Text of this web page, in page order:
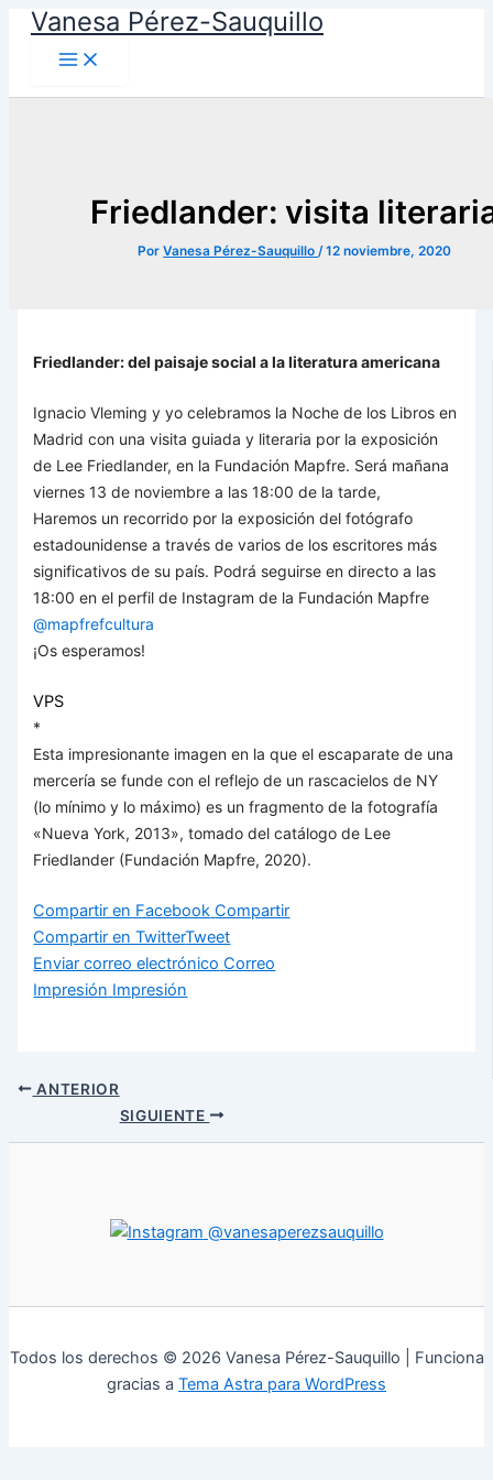
Vanesa Pérez-Sauquillo
Friedlander: visita
PorVanesa Pérez-Sauquillo/12 noviembre, 2020
Friedlander: del paisaje social a la literatura americana
Ignacio Vleming y yo celebramos la Noche de los Libros en
Madrid con una visita guiada y literaria por la exposición
de Lee Friedlander, en la Fundación Mapfre. Será mañana
viernes 13 de noviembre a las 18:00 de la tarde,
Haremos un recorrido por la exposición del fotógrafo
estadounidense a través de varios de los escritores más
significativos de su país. Podrá seguirse en directo a las
18:00 en el perfil de Instagram de la Fundación Mapfre
@mapfrefcultura
¡Os esperamos!
VPS
*
Esta impresionante imagen en la que el escaparate de una
mercería se funde con el reflejo de un rascacielos de NY
(lo mínimo y lo máximo) es un fragmento de la fotografía
«Nueva York, 2013», tomado del catálogo de Lee
Friedlander (Fundación Mapfre, 2020).
Compartir en Facebook Compartir
Compartir en TwitterTweet
Enviar correo electrónico Correo
Impresión Impresión
ANTERIOR
SIGUIENTE
@vanesaperezsauquillo
Todos los derechos © 2026 Vanesa Pérez-Sauquillo | Funciona
gracias a Tema Astra para WordPress